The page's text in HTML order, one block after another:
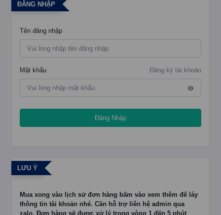
ĐĂNG NHẬP
Tên đăng nhập
Đăng ký tài khoản
Mật khẩu
Đăng Nhập
LƯU Ý
Mua xong vào lịch sử đơn hàng bấm vào xem thêm để láy
thông tin tài khoản nhé. Cần hỗ trợ liên hệ admin qua
zalo. Đơn hàng sẽ được xử lý trong vòng 1 đến 5 phút